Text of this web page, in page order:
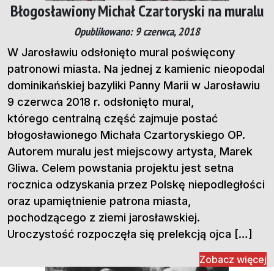
Błogosławiony Michał Czartoryski na muralu
Opublikowano: 9 czerwca, 2018
W Jarosławiu odsłonięto mural poświęcony
patronowi miasta. Na jednej z kamienic nieopodal
dominikańskiej bazyliki Panny Marii w Jarosławiu
9 czerwca 2018 r. odsłonięto mural,
którego centralną część zajmuje postać
błogosławionego Michała Czartoryskiego OP.
Autorem muralu jest miejscowy artysta, Marek
Gliwa. Celem powstania projektu jest setna
rocznica odzyskania przez Polskę niepodległości
oraz upamiętnienie patrona miasta,
pochodzącego z ziemi jarosławskiej.
Uroczystość rozpoczęła się prelekcją ojca […]
Zobacz więcej